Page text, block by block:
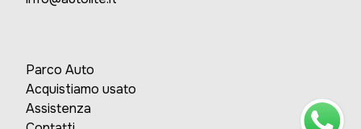
Parco Auto
Acquistiamo usato
Assistenza